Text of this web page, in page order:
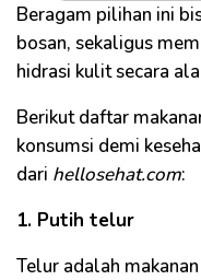
Beragam pilihan ini
bosan, sekaligus
hidrasi kulit secara
Berikut daftar
konsumsi demi
dari hellosehat.com:
1. Putih telur
Telur adalah